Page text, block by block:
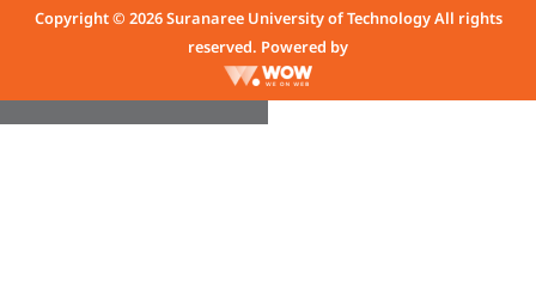
Copyright © 2026 Suranaree University of Technology All rights
reserved. Powered by